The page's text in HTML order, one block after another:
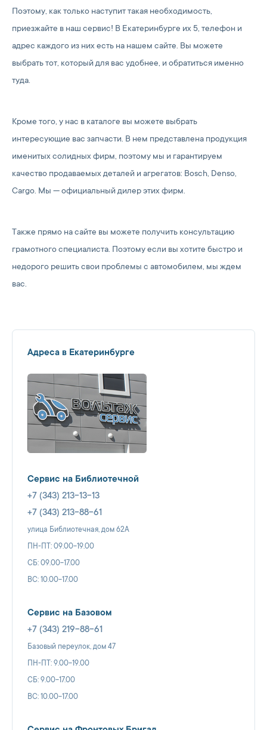
Поэтому, как только наступит такая необходимость,
приезжайте в наш сервис! В Екатеринбурге их 5, телефон и
адрес каждого из них есть на нашем сайте. Вы можете
выбрать тот, который для вас удобнее, и обратиться именно
туда.
Кроме того, у нас в каталоге вы можете выбрать
интересующие вас запчасти. В нем представлена продукция
именитых солидных фирм, поэтому мы и гарантируем
качество продаваемых деталей и агрегатов: Bosch, Denso,
Cargo. Мы — официальный дилер этих фирм.
Также прямо на сайте вы можете получить консультацию
грамотного специалиста. Поэтому если вы хотите быстро и
недорого решить свои проблемы с автомобилем, мы ждем
вас.
Адреса в Екатеринбурге
Сервис на Библиотечной
+7 (343) 213-13-13
+7 (343) 213-88-61
улица Библиотечная, дом 62А
ПН-ПТ: 09.00-19.00
СБ: 09.00-17.00
ВС: 10.00-17.00
Сервис на Базовом
+7 (343) 219-88-61
Базовый переулок, дом 47
ПН-ПТ: 9.00-19.00
СБ: 9.00-17.00
ВС: 10.00-17.00